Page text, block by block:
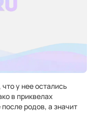
у нее остались
в приквелах
родов, а значит